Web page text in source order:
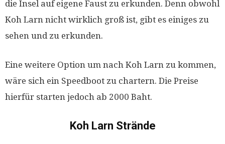
die Insel auf eigene Faust zu erkunden. Denn obwohl
Koh Larn nicht wirklich groß ist, gibt es einiges zu
sehen und zu erkunden.
Eine weitere Option um nach Koh Larn zu kommen,
wäre sich ein Speedboot zu chartern. Die Preise
hierfür starten jedoch ab 2000 Baht.
Koh Larn Strände